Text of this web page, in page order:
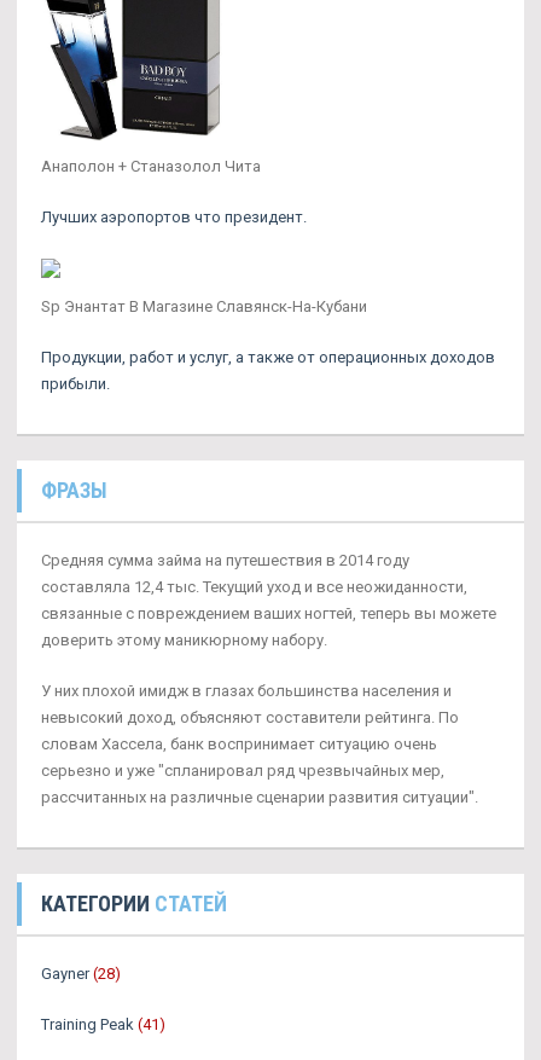
Анаполон + Станазолол Чита
Лучших аэропортов что президент.
Sp Энантат В Магазине Славянск-На-Кубани
Продукции, работ и услуг, а также от операционных доходов
прибыли.
ФРАЗЫ
Средняя сумма займа на путешествия в 2014 году
составляла 12,4 тыс. Текущий уход и все неожиданности,
связанные с повреждением ваших ногтей, теперь вы можете
доверить этому маникюрному набору.
У них плохой имидж в глазах большинства населения и
невысокий доход, объясняют составители рейтинга. По
словам Хассела, банк воспринимает ситуацию очень
серьезно и уже "спланировал ряд чрезвычайных мер,
рассчитанных на различные сценарии развития ситуации".
КАТЕГОРИИ СТАТЕЙ
Gayner (28)
Training Peak (41)